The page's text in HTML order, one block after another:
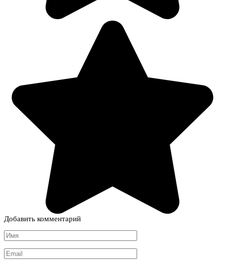
Добавить комментарий
Имя
*
Email
*